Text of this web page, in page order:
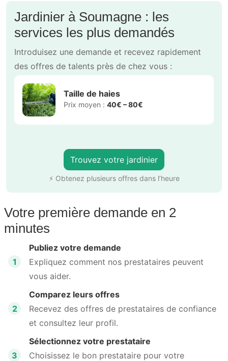
Jardinier à Soumagne : les
services les plus demandés
Introduisez une demande et recevez rapidement
des offres de talents près de chez vous :
Taille de haies
Prix moyen : 40€ – 80€
Trouvez votre jardinier
⚡ Obtenez plusieurs offres dans l’heure
Votre première demande en 2
minutes
1
Publiez votre demande
Expliquez comment nos prestataires peuvent
vous aider.
2
Comparez leurs offres
Recevez des offres de prestataires de confiance
et consultez leur profil.
3
Sélectionnez votre prestataire
Choisissez le bon prestataire pour votre